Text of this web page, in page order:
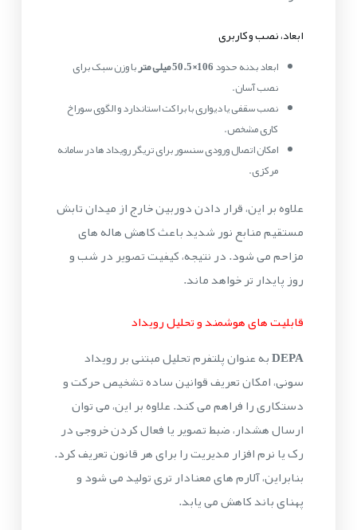
ابعاد، نصب و کاربری
ابعاد بدنه حدود106×50.5 میلی متر
با وزن سبک برای
نصب آسان.
نصب سقفی یا دیواری با براکت استاندارد و الگوی سوراخ
کاری مشخص.
امکان اتصال ورودی سنسور برای تریگر رویداد ها در سامانه
مرکزی.
علاوه بر این، قرار دادن دوربین خارج از میدان تابش
مستقیم منابع نور شدید باعث کاهش هاله های
مزاحم می شود. در نتیجه، کیفیت تصویر در شب و
روز پایدار تر خواهد ماند.
قابلیت های هوشمند و تحلیل رویداد
DEPAبه عنوان پلتفرم تحلیل مبتنی بر رویداد
سونی، امکان تعریف قوانین ساده تشخیص حرکت و
دستکاری را فراهم می کند. علاوه بر این، می توان
ارسال هشدار، ضبط تصویر یا فعال کردن خروجی در
رک یا نرم افزار مدیریت را برای هر قانون تعریف کرد.
بنابراین، آلارم های معنادار تری تولید می شود و
پهنای باند کاهش می یابد.